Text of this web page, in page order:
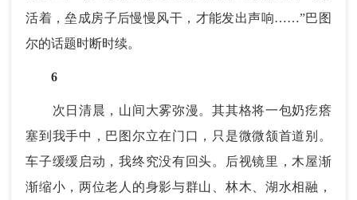
活着，垒成房子后慢慢风干，才能发出声响……”巴图
尔的话题时断时续。
6
次日清晨，山间大雾弥漫。其其格将一包奶疙瘩
塞到我手中，巴图尔立在门口，只是微微颔首道别。
车子缓缓启动，我终究没有回头。后视镜里，木屋渐
渐缩小，两位老人的身影与群山、林木、湖水相融，